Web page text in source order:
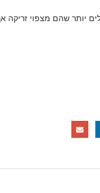
יותר שהם מצפוי זריקה